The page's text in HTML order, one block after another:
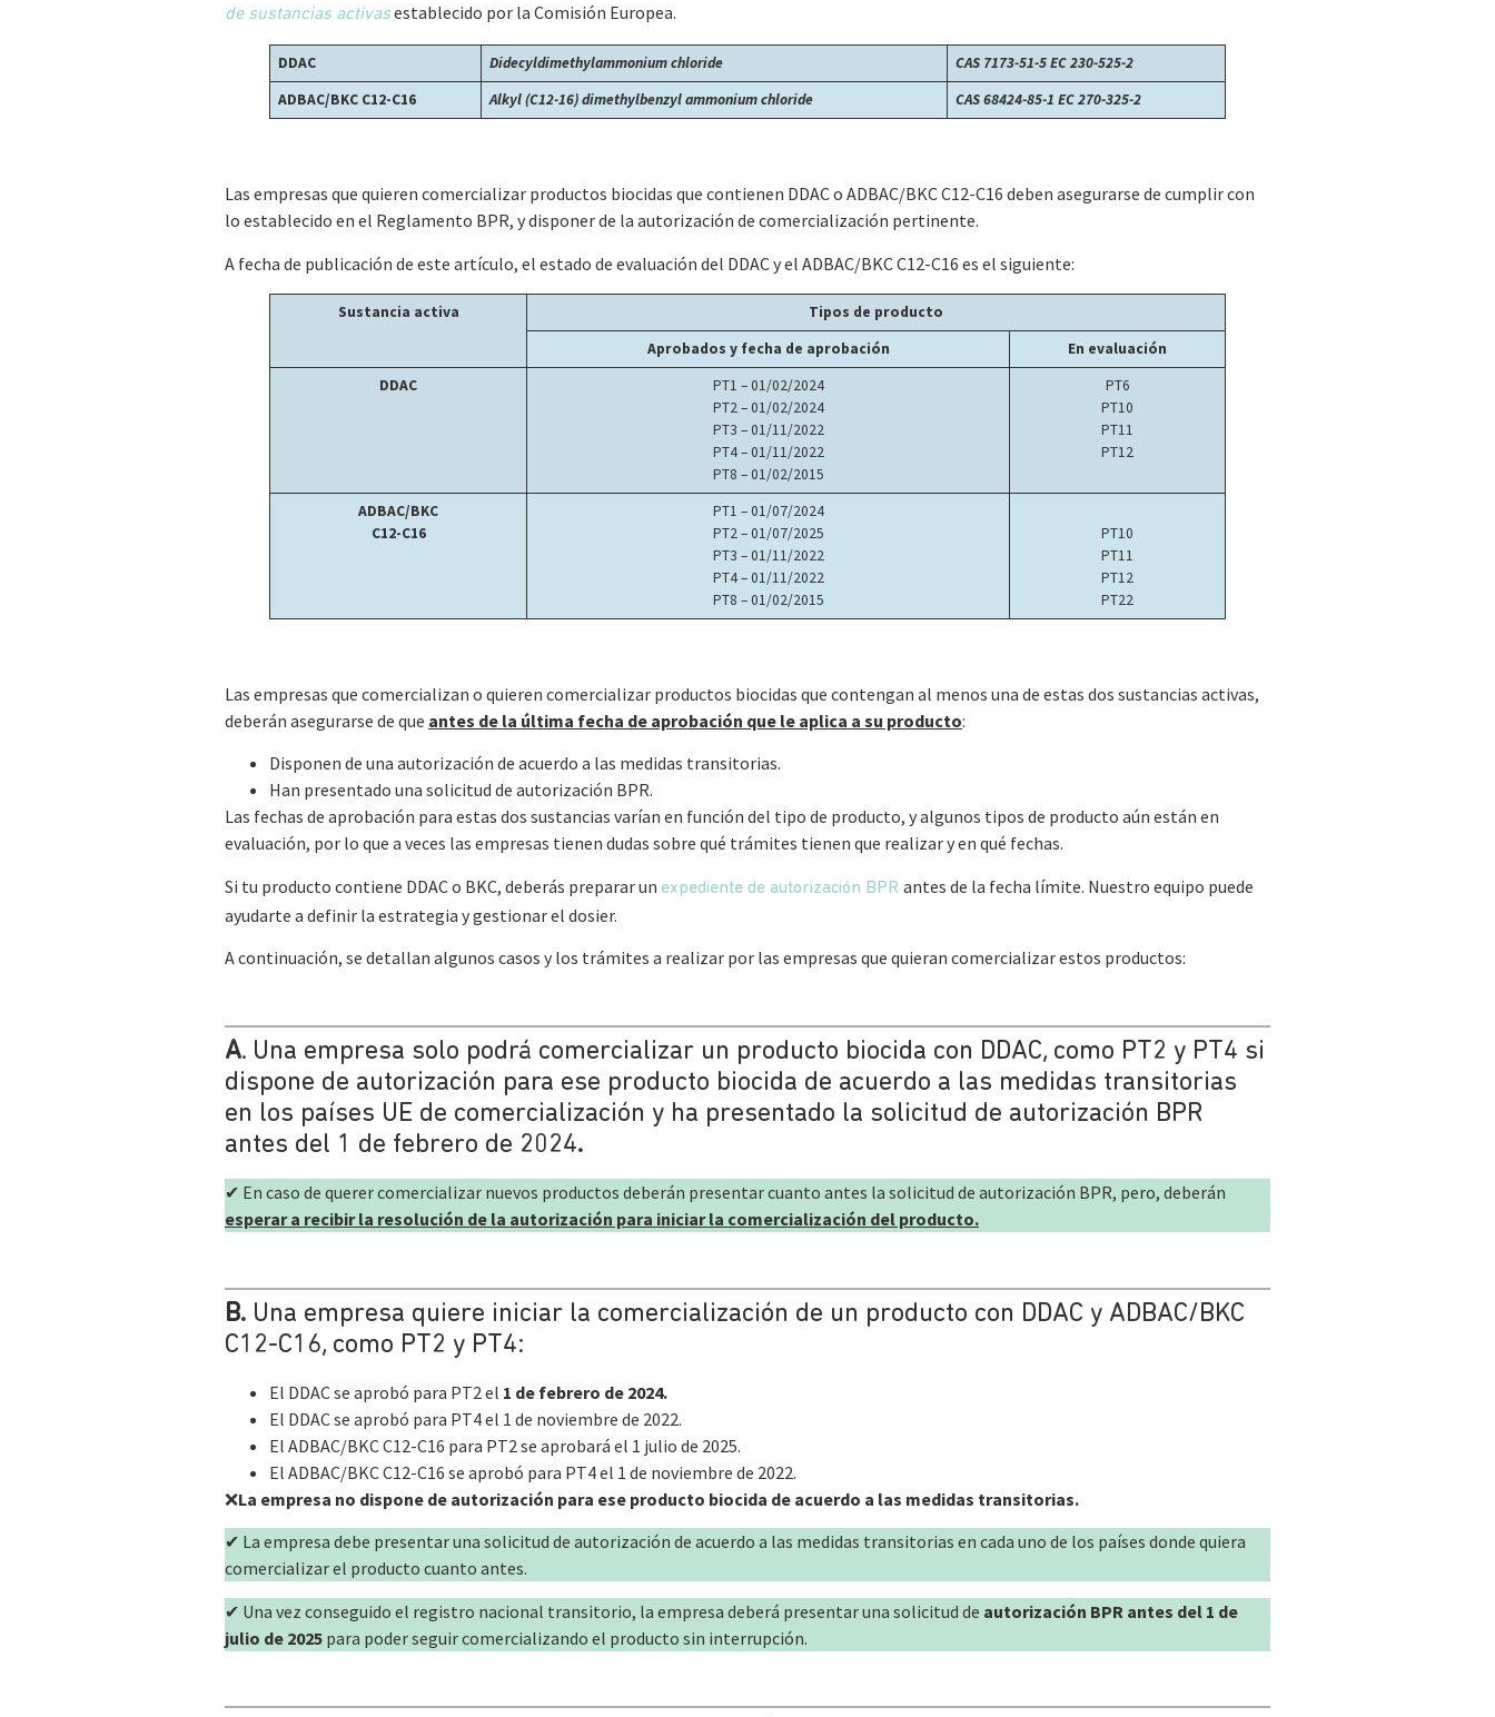
de sustancias activasestablecido por la Comisión Europea.
DDAC Didecyldimethylammonium chloride CAS 7173-51-5EC 230-525-2
ADBAC/BKC C12-C16
Alkyl (C12-16) dimethylbenzyl ammonium chloride CAS 68424-85-1 EC 270-325-2
Las empresas que quieren comercializar productos biocidas que contienen DDAC o ADBAC/BKC C12-C16 deben asegurarse de cumplir con
lo establecido en el Reglamento BPR, y disponer de la autorización de comercialización pertinente.
A fecha de publicación de este artículo, el estado de evaluación del DDAC y el ADBAC/BKC C12-C16 es el siguiente:
Sustancia activa
Tipos de producto
Aprobados y fecha de aprobación
En evaluación
DDAC
PT1 – 01/02/2024
PT2 – 01/02/2024
PT3 – 01/11/2022
PT4 – 01/11/2022
PT8 – 01/02/2015
PT6
PT10
PT11
PT12
ADBAC/BKC
C12-C16
PT1 – 01/07/2024
PT2 – 01/07/2025
PT3 – 01/11/2022
PT4 – 01/11/2022
PT8 – 01/02/2015
PT10
PT11
PT12
PT22
Las empresas que comercializan o quieren comercializar productos biocidas que contengan al menos una de estas dos sustancias activas,
deberán asegurarse de que antes de la última fecha de aprobación que le aplica a su producto:
Disponen de una autorización de acuerdo a las medidas transitorias.
Han presentado una solicitud de autorización BPR.
Las fechas de aprobación para estas dos sustancias varían en función del tipo de producto, y algunos tipos de producto aún están en
evaluación, por lo que a veces las empresas tienen dudas sobre qué trámites tienen que realizar y en qué fechas.
Si tu producto contiene DDAC o BKC, deberás preparar un expediente de autorización BPR antes de la fecha límite. Nuestro equipo puede
ayudarte a definir la estrategia y gestionar el dosier.
A continuación, se detallan algunos casos y los trámites a realizar por las empresas que quieran comercializar estos productos:
A. Una empresa solo podrá comercializar un producto biocida con DDAC, como PT2 y PT4 si
dispone de autorización para ese producto biocida de acuerdo a las medidas transitorias
en los países UE de comercialización y ha presentado la solicitud de autorización BPR
antes del 1 de febrero de 2024.
✔ En caso de querer comercializar nuevos productos deberán presentar cuanto antes la solicitud de autorización BPR, pero, deberán
esperar a recibir la resolución de la autorización para iniciar la comercialización del producto.
B. Una empresa quiere iniciar la comercialización de un producto con DDAC y ADBAC/BKC
C12-C16, como PT2 y PT4:
El DDAC se aprobó para PT2 el 1 de febrero de 2024.
El DDAC se aprobó para PT4 el 1 de noviembre de 2022.
El ADBAC/BKC C12-C16 para PT2 se aprobará el 1 julio de 2025.
El ADBAC/BKC C12-C16 se aprobó para PT4 el 1 de noviembre de 2022.
❌La empresa no dispone de autorización para ese producto biocida de acuerdo a las medidas transitorias.
✔ La empresa debe presentar una solicitud de autorización de acuerdo a las medidas transitorias en cada uno de los países donde quiera
comercializar el producto cuanto antes.
✔ Una vez conseguido el registro nacional transitorio, la empresa deberá presentar una solicitud de autorización BPR antes del 1 de
julio de 2025 para poder seguir comercializando el producto sin interrupción.